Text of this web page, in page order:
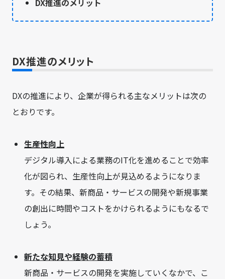
DX推進のメリット
DXの推進により、企業が得られる主なメリットは次の
とおりです。
生産性向上
デジタル導入による業務のIT化を進めることで効率
化が図られ、生産性向上が見込めるようになりま
す。その結果、新商品・サービスの開発や新規事業
の創出に時間やコストをかけられるようにもなるで
しょう。
新たな知見や経験の蓄積
新商品・サービスの開発を実施していくなかで、こ